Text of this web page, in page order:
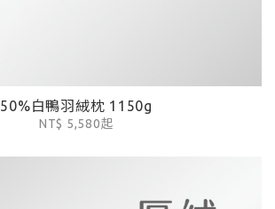
50%白鴨羽絨枕 1150g
NT$ 5,580起